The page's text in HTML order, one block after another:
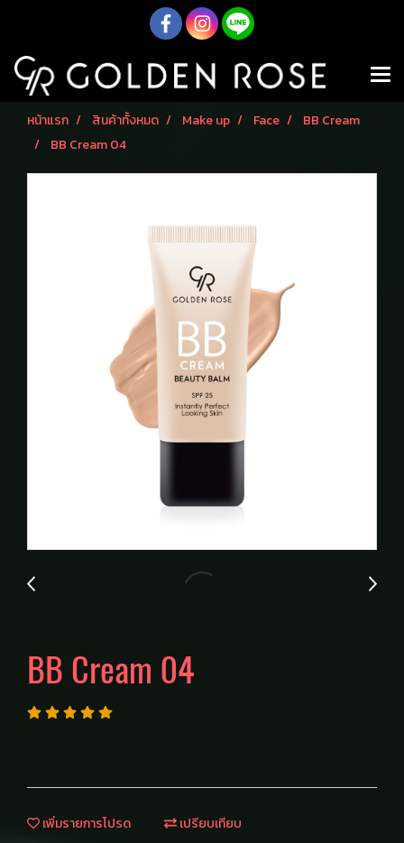
หน้าแรก สินค้าทั้งหมด Make up Face
BB Cream
BB Cream 04
BB Cream 04
เพิ่มรายการโปรด เปรียบเทียบ